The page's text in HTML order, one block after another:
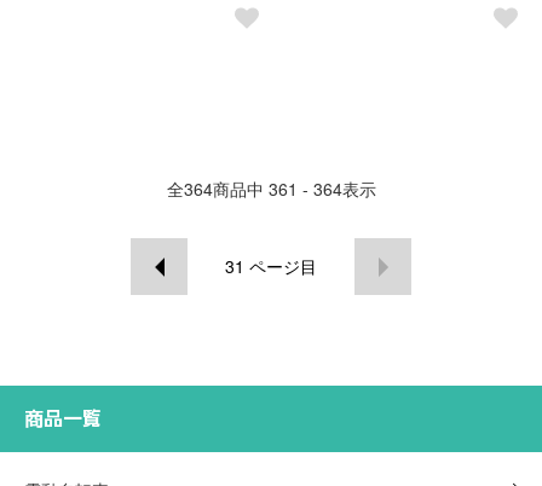
全364商品中 361 - 364表示
31 ページ目
商品一覧